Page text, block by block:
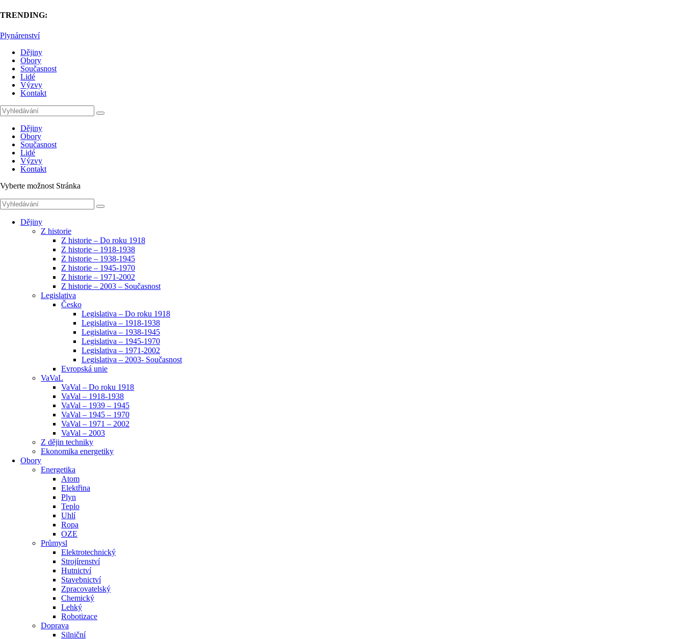
TRENDING:
Plynárenství
Dějiny
Obory
Současnost
Lidé
Výzvy
Kontakt
Dějiny
Obory
Současnost
Lidé
Výzvy
Kontakt
Vyberte možnost Stránka
Dějiny
Z historie
Z historie – Do roku 1918
Z historie – 1918-1938
Z historie – 1938-1945
Z historie – 1945-1970
Z historie – 1971-2002
Z historie – 2003 – Současnost
Legislativa
Česko
Legislativa – Do roku 1918
Legislativa – 1918-1938
Legislativa – 1938-1945
Legislativa – 1945-1970
Legislativa – 1971-2002
Legislativa – 2003- Současnost
Evropská unie
VaVaL
VaVal – Do roku 1918
VaVal – 1918-1938
VaVal – 1939 – 1945
VaVal – 1945 – 1970
VaVal – 1971 – 2002
VaVal – 2003
Z dějin techniky
Ekonomika energetiky
Obory
Energetika
Atom
Elektřina
Plyn
Teplo
Uhlí
Ropa
OZE
Průmysl
Elektrotechnický
Strojírenství
Hutnictví
Stavebnictví
Zpracovatelský
Chemický
Lehký
Robotizace
Doprava
Silniční